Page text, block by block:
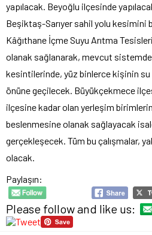
yapılacak. Beyoğlu ilçesinde
Beşiktaş-Sarıyer sahil yolu kesimini
Kâğıthane İçme Suyu Arıtma
olanak sağlanarak, mevcut sistemde
kesintilerinde, yüz binlerce kişinin su
önüne geçilecek. Büyükçekmece
ilçesine kadar olan yerleşim
beslenmesine olanak sağlayacak
gerçekleşecek. Tüm bu çalışmalar,
olacak.
Paylaşın:
Please follow and like us: